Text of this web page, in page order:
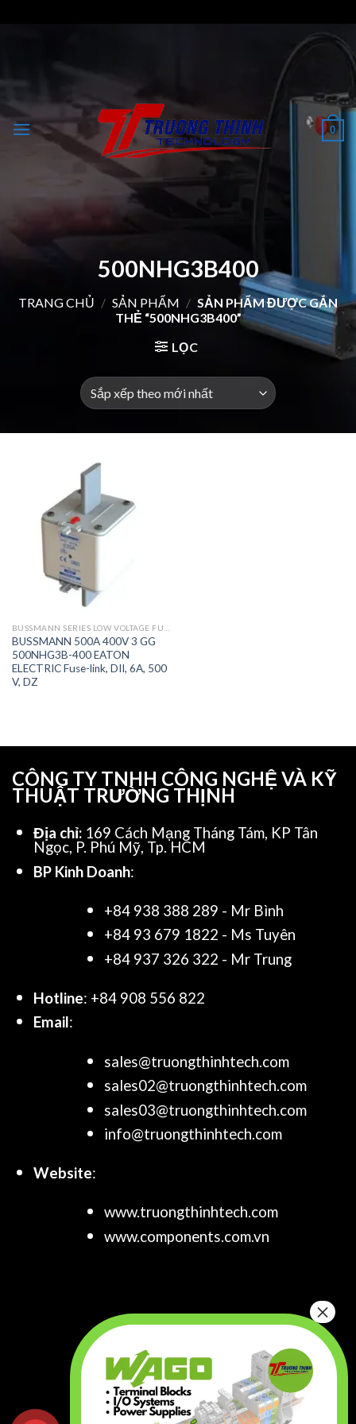
0
500NHG3B400
TRANG CHỦ / SẢN PHẨM / SẢN PHẨM ĐƯỢC GẮN
THẺ “500NHG3B400”
LỌC
BUSSMANN SERIES LOW VOLTAGE FUSES AND ACCESSORIES
BUSSMANN 500A 400V 3 GG
500NHG3B-400 EATON
ELECTRIC Fuse-link, DII, 6A, 500
V, DZ
CÔNG TY TNHH CÔNG NGHỆ VÀ KỸ
THUẬT TRƯỜNG THỊNH
Địa chỉ: 169 Cách Mạng Tháng Tám, KP Tân
Ngọc, P. Phú Mỹ, Tp. HCM
BP Kinh Doanh:
+84 938 388 289 - Mr Bình
+84 93 679 1822 - Ms Tuyên
+84 937 326 322 - Mr Trung
Hotline: +84 908 556 822
Email:
sales@truongthinhtech.com
sales02@truongthinhtech.com
sales03@truongthinhtech.com
info@truongthinhtech.com
Website:
www.truongthinhtech.com
www.components.com.vn